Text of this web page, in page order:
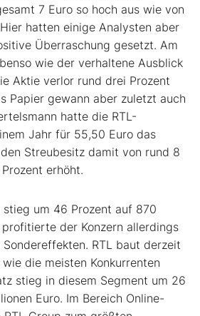
7 Euro so hoch aus wie von
hatten einige Analysten aber
Überraschung gesetzt. Am
wie der verhaltene Ausblick
Aktie verlor rund drei Prozent
Papier gewann aber zuletzt auch
hatte die RTL-
Jahr für 55,50 Euro das
Streubesitz damit von rund 8
erhöht.
um 46 Prozent auf 870
der Konzern allerdings
RTL baut derzeit
die meisten Konkurrenten
stieg in diesem Segment um 26
Euro. Im Bereich Online-